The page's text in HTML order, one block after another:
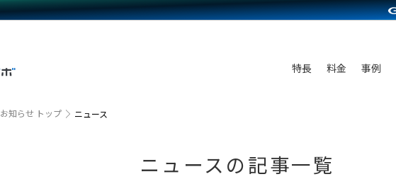
特長 料金 事例
越境EC（海外販売）
売上につながる集客
顧客ロイヤリティを向上
雑貨販売
料金シミュレーション
開発・API連携代行
お知らせ トップ ニュース
ニュースの記事一覧